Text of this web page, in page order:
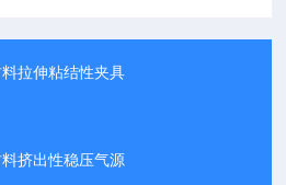
拉伸粘结性夹具
挤出性稳压气源